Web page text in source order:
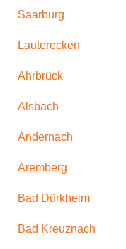
Saarburg
Lauterecken
Ahrbrück
Alsbach
Andernach
Aremberg
Bad Dürkheim
Bad Kreuznach